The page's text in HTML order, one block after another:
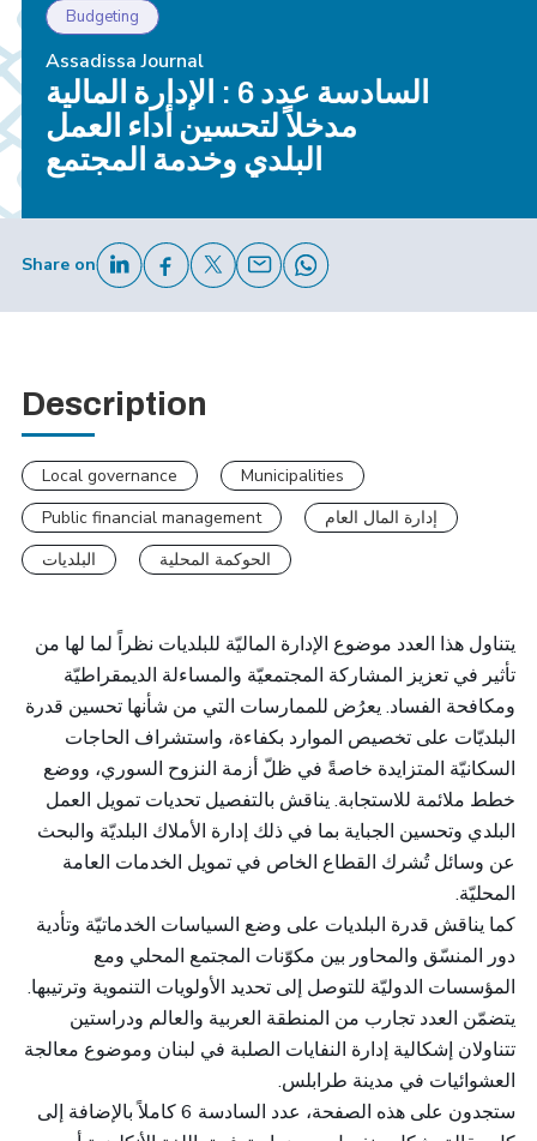
Budgeting
Assadissa Journal
السادسة عدد 6 : الإدارة المالية
مدخلاً لتحسين أداء العمل
البلدي وخدمة المجتمع
Share on
Description
Local governance
Municipalities
Public financial management
إدارة المال العام
البلديات
الحوكمة المحلية
يتناول هذا العدد موضوع الإدارة الماليّة للبلديات نظراً لما لها من
تأثير في تعزيز المشاركة المجتمعيّة والمساءلة الديمقراطيّة
ومكافحة الفساد. يعرُض للممارسات التي من شأنها تحسين قدرة
البلديّات على تخصيص الموارد بكفاءة، واستشراف الحاجات
السكانيّة المتزايدة خاصةً في ظلّ أزمة النزوح السوري، ووضع
خطط ملائمة للاستجابة. يناقش بالتفصيل تحديات تمويل العمل
البلدي وتحسين الجباية بما في ذلك إدارة الأملاك البلديّة والبحث
عن وسائل تُشرك القطاع الخاص في تمويل الخدمات العامة
المحليّة.
كما يناقش قدرة البلديات على وضع السياسات الخدماتيّة وتأدية
دور المنسّق والمحاور بين مكوّنات المجتمع المحلي ومع
المؤسسات الدوليّة للتوصل إلى تحديد الأولويات التنموية وترتيبها.
يتضمّن العدد تجارب من المنطقة العربية والعالم ودراستين
تتناولان إشكالية إدارة النفايات الصلبة في لبنان وموضوع معالجة
العشوائيات في مدينة طرابلس.
ستجدون على هذه الصفحة، عدد السادسة 6 كاملاً بالإضافة إلى